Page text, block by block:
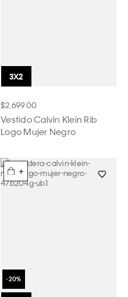
$2,699.00
Vestido Calvin Klein Rib
Logo Mujer Negro
+